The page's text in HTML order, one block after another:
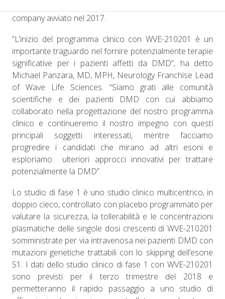
company avviato nel 2017.
“L’inizio del programma clinico con WVE-210201 è un
importante traguardo nel fornire potenzialmente terapie
significative per i pazienti affetti da DMD”, ha detto
Michael Panzara, MD, MPH, Neurology Franchise Lead
of Wave Life Sciences. “Siamo grati alle comunità
scientifiche e dei pazienti DMD con cui abbiamo
collaborato nella progettazione del nostro programma
clinico e continueremo il nostro impegno con questi
principali soggetti interessati, mentre facciamo
progredire i candidati che mirano ad altri esoni e
esploriamo ulteriori approcci innovativi per trattare
potenzialmente la DMD”.
Lo studio di fase 1 è uno studio clinico multicentrico, in
doppio cieco, controllato con placebo programmato per
valutare la sicurezza, la tollerabilità e le concentrazioni
plasmatiche delle singole dosi crescenti di WVE-210201
somministrate per via intravenosa nei pazienti DMD con
mutazioni genetiche trattabili con lo skipping dell’esone
51. I dati dello studio clinico di fase 1 con WVE-210201
sono previsti per il terzo trimestre del 2018 e
permetteranno il rapido passaggio a uno studio di